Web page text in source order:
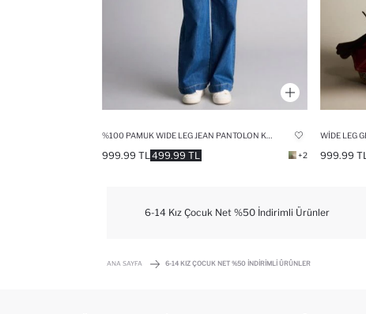
499.99 TL
999.99 TL +2 999.99 TL
6-14 Kız Çocuk Net %50 İndirimli Ürünler
ANA SAYFA 6-14 KIZ ÇOCUK NET %50 İNDIRIMLI ÜRÜNLER